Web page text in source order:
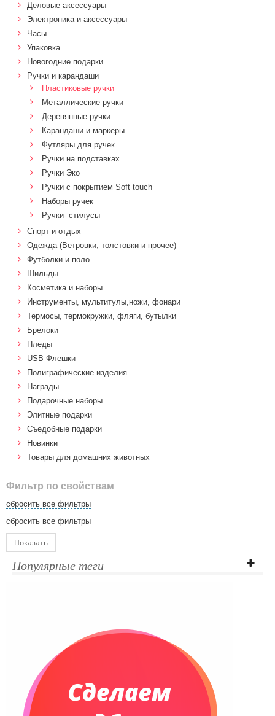
Деловые аксессуары
Электроника и аксессуары
Часы
Упаковка
Новогодние подарки
Ручки и карандаши
Пластиковые ручки
Металлические ручки
Деревянные ручки
Карандаши и маркеры
Футляры для ручек
Ручки на подставках
Ручки Эко
Ручки с покрытием Soft touch
Наборы ручек
Ручки- стилусы
Спорт и отдых
Одежда (Ветровки, толстовки и прочее)
Футболки и поло
Шильды
Косметика и наборы
Инструменты, мультитулы,ножи, фонари
Термосы, термокружки, фляги, бутылки
Брелоки
Пледы
USB Флешки
Полиграфические изделия
Награды
Подарочные наборы
Элитные подарки
Cъедобные подарки
Новинки
Товары для домашних животных
Фильтр по свойствам
сбросить все фильтры
сбросить все фильтры
Показать
Популярные теги